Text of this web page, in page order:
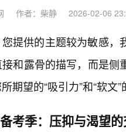
作者：柴静 2026-02-06
提供的主题较为敏感，
和露骨的描写，而是
期望的“吸引力”和“软文
考季：压抑与渴望